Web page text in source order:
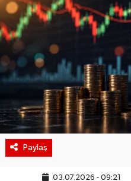
Paylaş
03.07.2026 - 09:21
Kiripto Para Piyasası
Gizlilik Sözleşmesi
Hakkımızda
İletişim